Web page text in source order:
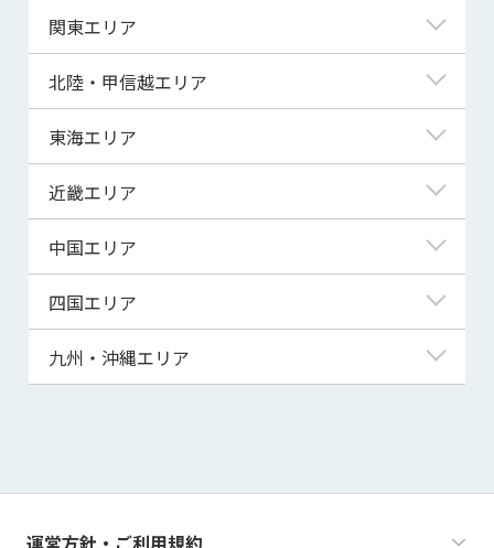
北海道
青森県
宮城県
秋田県
山形県
関東エリア
東京都
神奈川県
埼玉県
千葉県
茨城県
群馬県
北陸・甲信越エリア
新潟県
富山県
福井県
山梨県
長野県
東海エリア
岐阜県
静岡県
三重県
近畿エリア
滋賀県
京都府
大阪府
兵庫県
和歌山県
中国エリア
鳥取県
島根県
山口県
四国エリア
徳島県
高知県
九州・沖縄エリア
運営方針・ご利用規約